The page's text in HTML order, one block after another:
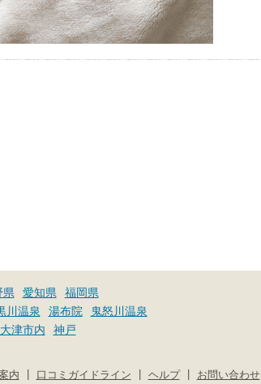
県 愛知県
福岡県
川温泉 湯布院
鬼怒川温泉
大津市内
神戸
お問い合わせ
ヘルプ
口コミガイドライン
内